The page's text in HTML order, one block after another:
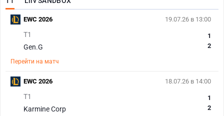
19.07.26 в 13:00
T1
Gen.G
1
2
Перейти на матч
EWC 2026
18.07.26 в 14:00
T1
Karmine Corp
1
2
EWC 2026